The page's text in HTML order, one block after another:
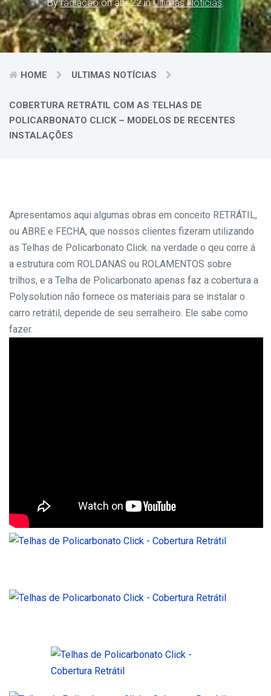
Byradiacaoon abr 22 inUltimas Notícias.
HOME ULTIMAS NOTÍCIAS
COBERTURA RETRÁTIL COM AS TELHAS DE
POLICARBONATO CLICK – MODELOS DE RECENTES
INSTALAÇÕES
Apresentamos aqui algumas obras em conceito RETRÁTIL,
ou ABRE e FECHA, que nossos clientes fizeram utilizando
as Telhas de Policarbonato Click. na verdade o qeu corre á
a estrutura com ROLDANAS ou ROLAMENTOS sobre
trilhos, e a Telha de Policarbonato apenas faz a cobertura a
Polysolution não fornece os materiais para se instalar o
carro retrátil, depende de seu serralheiro. Ele sabe como
fazer.